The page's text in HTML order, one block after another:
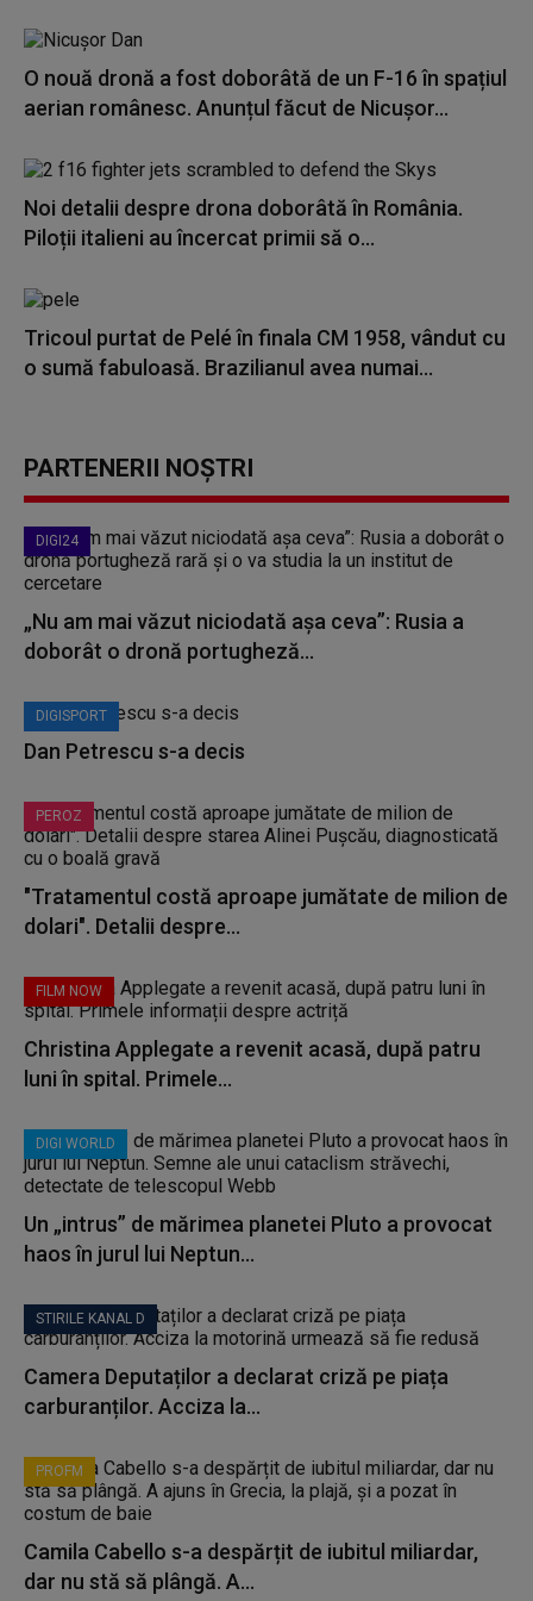
O nouă dronă a fost doborâtă de un F-16 în spațiul
aerian românesc. Anunțul făcut de Nicușor...
Noi detalii despre drona doborâtă în România.
Piloții italieni au încercat primii să o...
Tricoul purtat de Pelé în finala CM 1958, vândut cu
o sumă fabuloasă. Brazilianul avea numai...
PARTENERII NOȘTRI
DIGI24
„Nu am mai văzut niciodată așa ceva”: Rusia a
doborât o dronă portugheză...
DIGISPORT
Dan Petrescu s-a decis
PEROZ
"Tratamentul costă aproape jumătate de milion de
dolari". Detalii despre...
FILM NOW
Christina Applegate a revenit acasă, după patru
luni în spital. Primele...
DIGI WORLD
Un „intrus” de mărimea planetei Pluto a provocat
haos în jurul lui Neptun...
STIRILE KANAL D
Camera Deputaților a declarat criză pe piața
carburanților. Acciza la...
PROFM
Camila Cabello s-a despărțit de iubitul miliardar,
dar nu stă să plângă. A...